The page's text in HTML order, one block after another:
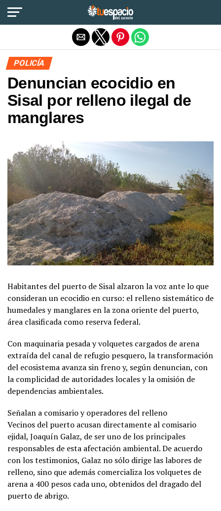
POLICÍA
Denuncian ecocidio en
Sisal por relleno ilegal de
manglares
Habitantes del puerto de Sisal alzaron la voz ante lo que
consideran un ecocidio en curso: el relleno sistemático de
humedales y manglares en la zona oriente del puerto,
área clasificada como reserva federal.
Con maquinaria pesada y volquetes cargados de arena
extraída del canal de refugio pesquero, la transformación
del ecosistema avanza sin freno y, según denuncian, con
la complicidad de autoridades locales y la omisión de
dependencias ambientales.
Señalan a comisario y operadores del relleno
Vecinos del puerto acusan directamente al comisario
ejidal, Joaquín Galaz, de ser uno de los principales
responsables de esta afectación ambiental. De acuerdo
con los testimonios, Galaz no sólo dirige las labores de
relleno, sino que además comercializa los volquetes de
arena a 400 pesos cada uno, obtenidos del dragado del
puerto de abrigo.
Salir de la versión móvil